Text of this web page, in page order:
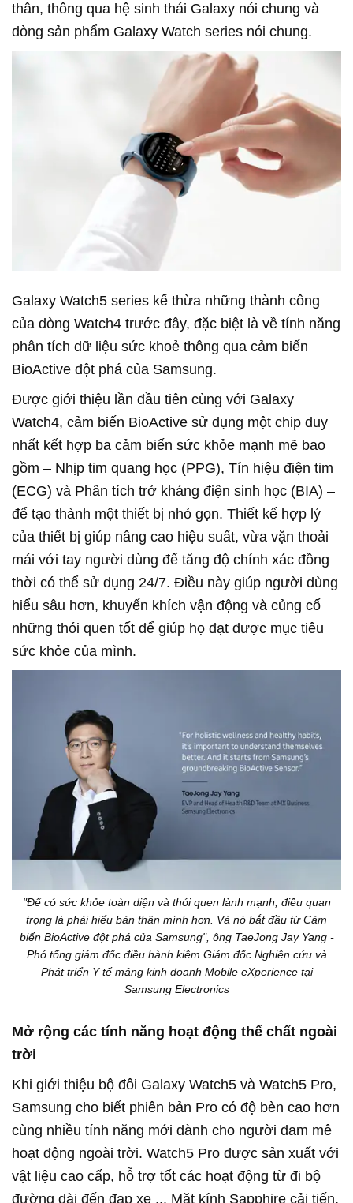
thân, thông qua hệ sinh thái Galaxy nói chung và
dòng sản phẩm Galaxy Watch series nói chung.
Galaxy Watch5 series kế thừa những thành công
của dòng Watch4 trước đây, đặc biệt là về tính năng
phân tích dữ liệu sức khoẻ thông qua cảm biến
BioActive đột phá của Samsung.
Được giới thiệu lần đầu tiên cùng với Galaxy
Watch4, cảm biến BioActive sử dụng một chip duy
nhất kết hợp ba cảm biến sức khỏe mạnh mẽ bao
gồm – Nhịp tim quang học (PPG), Tín hiệu điện tim
(ECG) và Phân tích trở kháng điện sinh học (BIA) –
để tạo thành một thiết bị nhỏ gọn. Thiết kế hợp lý
của thiết bị giúp nâng cao hiệu suất, vừa vặn thoải
mái với tay người dùng để tăng độ chính xác đồng
thời có thể sử dụng 24/7. Điều này giúp người dùng
hiểu sâu hơn, khuyến khích vận động và củng cố
những thói quen tốt để giúp họ đạt được mục tiêu
sức khỏe của mình.
"Để có sức khỏe toàn diện và thói quen lành mạnh, điều quan
trọng là phải hiểu bản thân mình hơn. Và nó bắt đầu từ Cảm
biến BioActive đột phá của Samsung", ông TaeJong Jay Yang -
Phó tổng giám đốc điều hành kiêm Giám đốc Nghiên cứu và
Phát triển Y tế mảng kinh doanh Mobile eXperience tại
Samsung Electronics
Mở rộng các tính năng hoạt động thể chất ngoài
trời
Khi giới thiệu bộ đôi Galaxy Watch5 và Watch5 Pro,
Samsung cho biết phiên bản Pro có độ bèn cao hơn
cùng nhiều tính năng mới dành cho người đam mê
hoạt động ngoài trời. Watch5 Pro được sản xuất với
vật liệu cao cấp, hỗ trợ tốt các hoạt động từ đi bộ
đường dài đến đạp xe ... Mặt kính Sapphire cải tiến,